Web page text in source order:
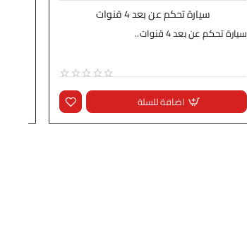
سيارة تحكم عن بعد 4 قنوات
سيارة تحكم عن بعد 4 قنوات..
اضافة للسلة